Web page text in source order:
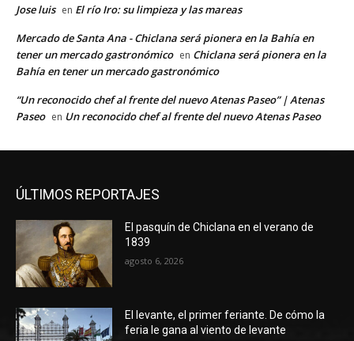
Jose luis en El río Iro: su limpieza y las mareas
Mercado de Santa Ana - Chiclana será pionera en la Bahía en
tener un mercado gastronómico en Chiclana será pionera en la
Bahía en tener un mercado gastronómico
“Un reconocido chef al frente del nuevo Atenas Paseo” | Atenas
Paseo en Un reconocido chef al frente del nuevo Atenas Paseo
ÚLTIMOS REPORTAJES
El pasquín de Chiclana en el verano de
1839
agosto 6, 2026
El levante, el primer feriante. De cómo la
feria le gana al viento de levante